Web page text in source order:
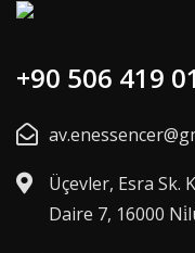
+90 506 419
Üçevler, Esra Sk.
Daire 7, 16000